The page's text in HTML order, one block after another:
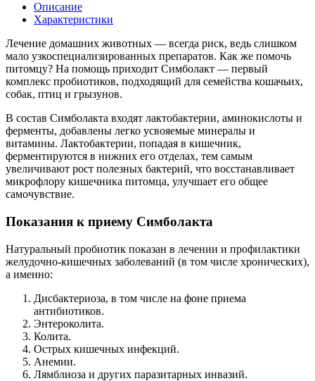
Описание
Характеристики
Лечение домашних животных — всегда риск, ведь слишком
мало узкоспециализированных препаратов. Как же помочь
питомцу? На помощь приходит Симболакт — первый
комплекс пробиотиков, подходящий для семейства кошачьих,
собак, птиц и грызунов.
В состав Симболакта входят лактобактерии, аминокислоты и
ферменты, добавлены легко усвояемые минералы и
витамины. Лактобактерии, попадая в кишечник,
ферментируются в нижних его отделах, тем самым
увеличивают рост полезных бактерий, что восстанавливает
микрофлору кишечника питомца, улучшает его общее
самочувствие.
Показания к приему Симболакта
Натуральный пробиотик показан в лечении и профилактики
желудочно-кишечных заболеваний (в том числе хронических),
а именно:
Дисбактериоза, в том числе на фоне приема
антибиотиков.
Энтероколита.
Колита.
Острых кишечных инфекций.
Анемии.
Лямблиоза и других паразитарных инвазий.